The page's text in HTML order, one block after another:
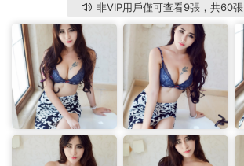
非VIP用戶僅可查看9張，共60張